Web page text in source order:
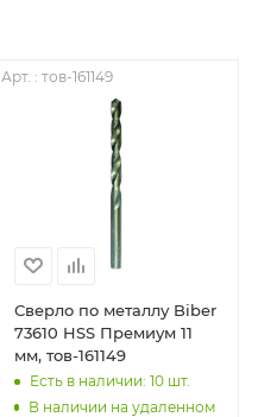
Арт. : тов-161149
Сверло по металлу Biber
73610 HSS Премиум 11
мм, тов-161149
Есть в наличии: 10шт.
В наличии на удаленном